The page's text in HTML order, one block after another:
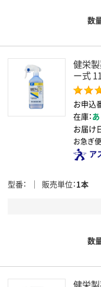
数
健栄
ー式
お申込
在庫：
お届け
お急ぎ便
ア
型番 販売単位 1本
数